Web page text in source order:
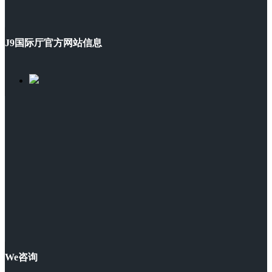
J9国际厅官方网站信息
We咨询